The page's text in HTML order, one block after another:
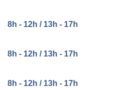
8h - 12h / 13h - 17h
8h - 12h / 13h - 17h
8h - 12h / 13h - 17h